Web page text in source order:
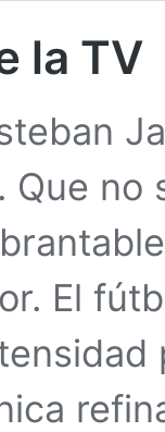
la TV
Que no
El